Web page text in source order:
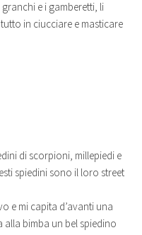
e i gamberetti, li
in ciucciare e masticare
di scorpioni, millepiedi e
spiedini sono il loro street
e mi capita d’avanti una
alla bimba un bel spiedino